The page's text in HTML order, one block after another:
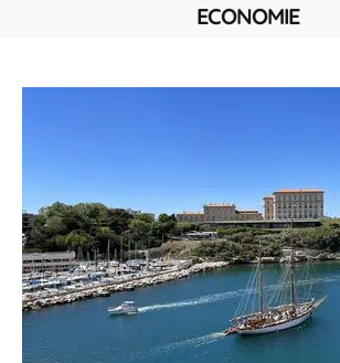
ECONOMIE